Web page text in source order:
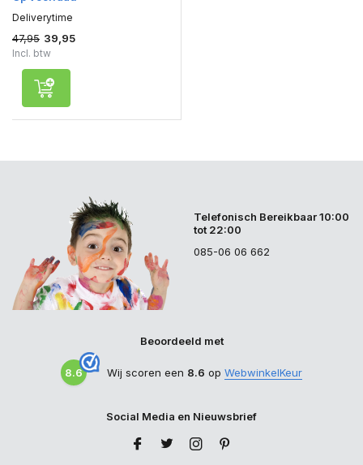
Deliverytime
47,95 39,95
Incl. btw
Telefonisch Bereikbaar 10:00
tot 22:00
085-06 06 662
Beoordeeld met
8.6 Wij scoren een 8.6 op WebwinkelKeur
Social Media en Nieuwsbrief